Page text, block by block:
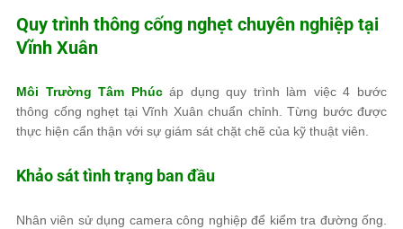
Quy trình thông cống nghẹt chuyên nghiệp tại
Vĩnh Xuân
Môi Trường Tâm Phúcáp dụng quy trình làm việc 4 bước
thông cống nghẹt tại Vĩnh Xuân chuẩn chỉnh. Từng bước được
thực hiện cẩn thận với sự giám sát chặt chẽ của kỹ thuật viên.
Khảo sát tình trạng ban đầu
Nhân viên sử dụng camera công nghiệp để kiểm tra đường ống.